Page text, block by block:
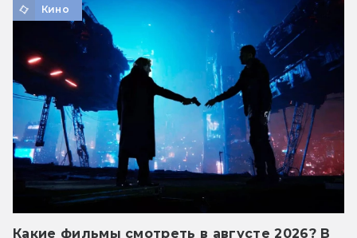
Кино
Какие фильмы смотреть в августе 2026? В